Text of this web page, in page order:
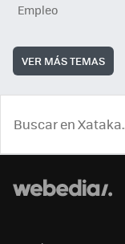
Empleo
VER MÁS TEMAS